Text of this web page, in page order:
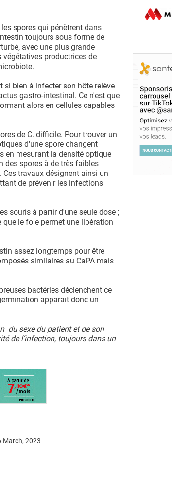
spores qui pénètrent dans
toujours sous forme de
avec une plus grande
productrices de
si bien à infecter son hôte relève
gastro-intestinal. Ce n'est que
alors en cellules capables
de C. difficile. Pour trouver un
d'une spore changent
en mesurant la densité optique
des spores à de très faibles
travaux désignent ainsi un
de prévenir les infections
souris à partir d'une seule dose ;
le foie permet une libération
assez longtemps pour être
similaires au CaPA mais
bactéries déclenchent ce
apparaît donc un
du sexe du patient et de son
de l’infection, toujours dans un
March, 2023